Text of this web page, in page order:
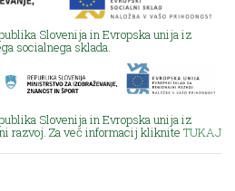
Slovenija in Evropska unija iz
socialnega sklada.
Slovenija in Evropska unija iz
razvoj. Za več informacij kliknite TUKAJ